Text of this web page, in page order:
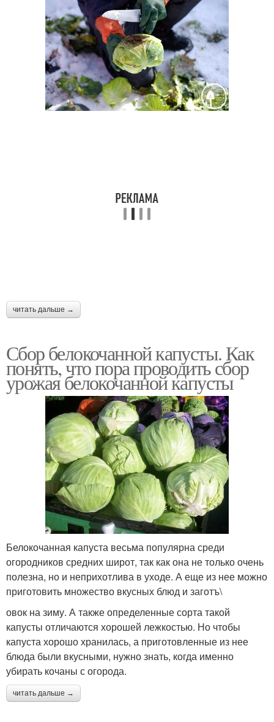
Капусты с огорода
Капусты перед
хранением
Капусты в целлофане
Место для хранения Капусты в песок
Капусты в октябре
Капусты к зимнему
хранению
Закладки на хранение Хранения в холоде
читать дальше →
Сбор белокочанной капусты. Как
понять, что пора проводить сбор
урожая белокочанной капусты
Белокочанная капуста весьма популярна среди
огородников средних широт, так как она не только очень
полезна, но и неприхотлива в уходе. А еще из нее можно
приготовить множество вкусных блюд и заготъ\
овок на зиму. А также определенные сорта такой
капусты отличаются хорошей лежкостью. Но чтобы
капуста хорошо хранилась, а приготовленные из нее
блюда были вкусными, нужно знать, когда именно
убирать кочаны с огорода.
читать дальше →